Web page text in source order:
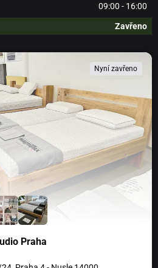
09:00 - 16:00
Zavřeno
Nyní zavřeno
Praha